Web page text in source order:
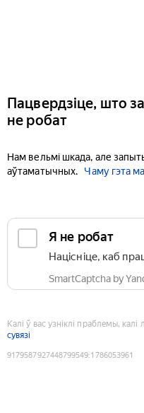
Пацвердзіце, што
не робат
Нам вельмі шкада, але
аўтаматычных.
Чаму гэта
Я не робат
Націсніце, каб
SmartCaptcha by
Калі ў вас узніклі праблемы, калі
сувязі
9179587927448799549:1786053961